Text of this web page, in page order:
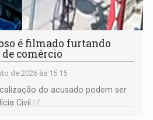
é filmado furtando
comércio
de 2026 às 15:15
do acusado podem ser
Civil